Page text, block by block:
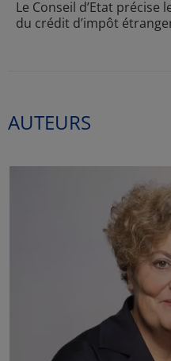
Le Conseil d’Etat précise
du crédit d’impôt
AUTEURS